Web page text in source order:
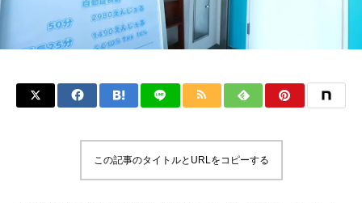
この記事のタイトルとURLをコピーする